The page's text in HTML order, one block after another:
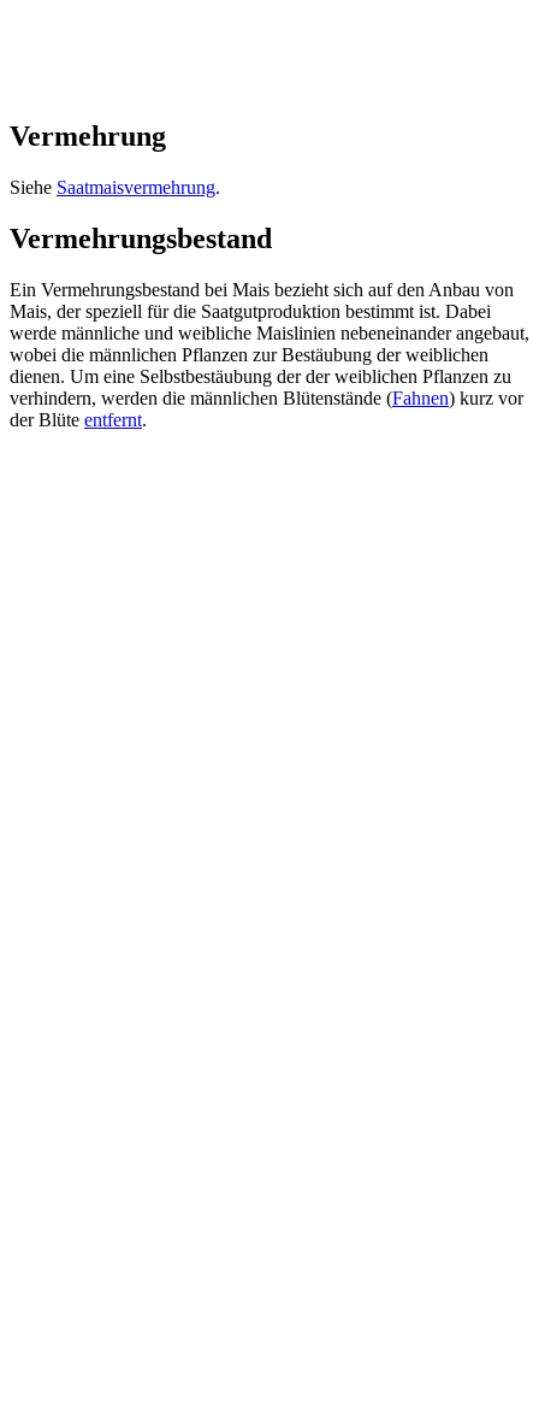
Vermehrung
Siehe Saatmaisvermehrung.
Vermehrungsbestand
Ein Vermehrungsbestand bei Mais bezieht sich auf den Anbau von
Mais, der speziell für die Saatgutproduktion bestimmt ist. Dabei
werde männliche und weibliche Maislinien nebeneinander angebaut,
wobei die männlichen Pflanzen zur Bestäubung der weiblichen
dienen. Um eine Selbstbestäubung der der weiblichen Pflanzen zu
verhindern, werden die männlichen Blütenstände (Fahnen) kurz vor
der Blüte entfernt.